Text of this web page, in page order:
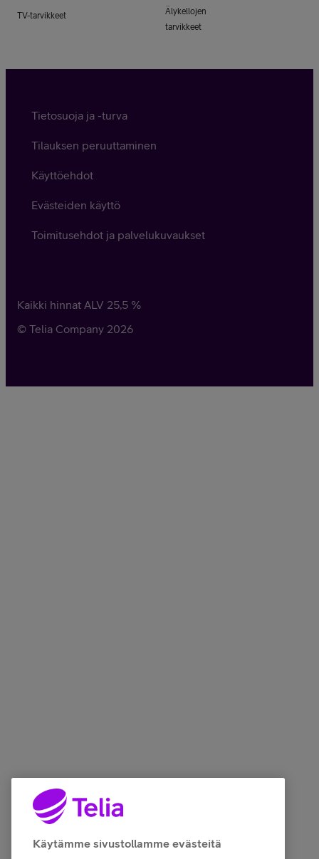
TV-tarvikkeet
Älykellojen
tarvikkeet
Tietosuoja ja -turva
Tilauksen peruuttaminen
Käyttöehdot
Evästeiden käyttö
Toimitusehdot ja palvelukuvaukset
Kaikki hinnat ALV 25,5 %
© Telia Company 2026
Käytämme sivustollamme evästeitä